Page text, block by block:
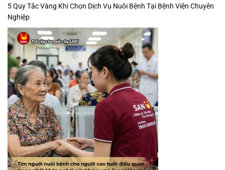
5 Quy Tắc Vàng Khi Chọn Dịch Vụ Nuôi Bệnh Tại Bệnh Viện Chuyên
Nghiệp